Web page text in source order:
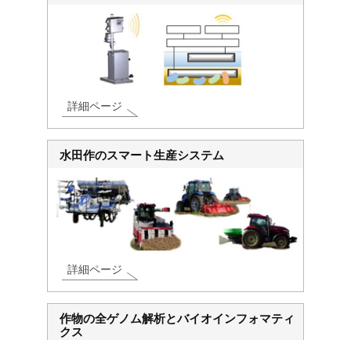
詳細ページ
水田作のスマート生産システム
詳細ページ
作物の全ゲノム解析とバイオインフォマティ
クス